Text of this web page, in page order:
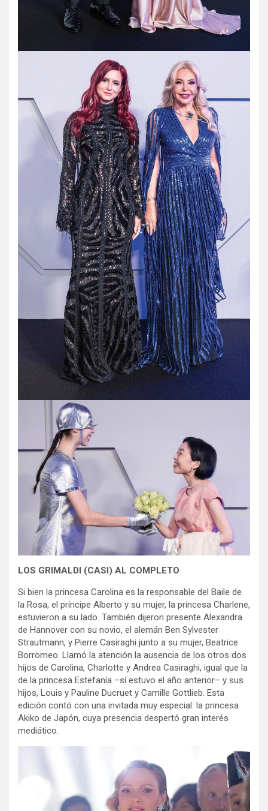
LOS GRIMALDI (CASI) AL COMPLETO
Si bien la princesa Carolina es la responsable del Baile de
la Rosa, el príncipe Alberto y su mujer, la princesa Charlene,
estuvieron a su lado. También dijeron presente Alexandra
de Hannover con su novio, el alemán Ben Sylvester
Strautmann, y Pierre Casiraghi junto a su mujer, Beatrice
Borromeo. Llamó la atención la ausencia de los otros dos
hijos de Carolina, Charlotte y Andrea Casiraghi, igual que la
de la princesa Estefanía –sí estuvo el año anterior– y sus
hijos, Louis y Pauline Ducruet y Camille Gottlieb. Esta
edición contó con una invitada muy especial: la princesa
Akiko de Japón, cuya presencia despertó gran interés
mediático.